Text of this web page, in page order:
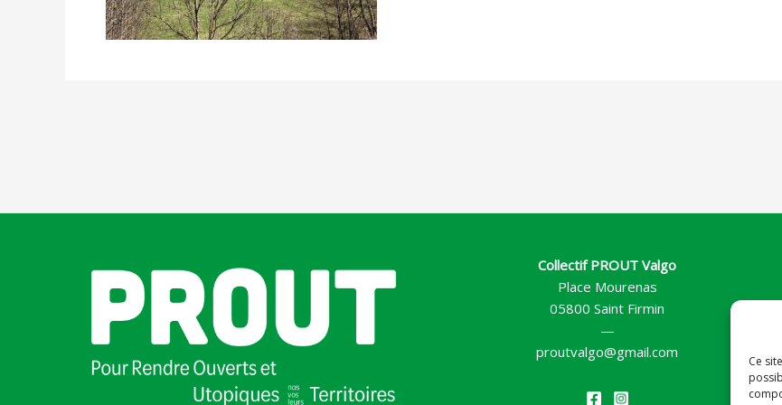
Ce
Collectif PROUT Valgo
Place Mourenas
05800 Saint Firmin
—
proutvalgo@gmail.com